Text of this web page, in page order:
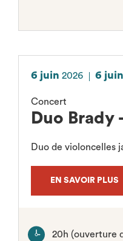
6 juin 2026 6 juin
Concert
Duo Brady
Duo de violoncelles
EN SAVOIR PLUS
20h (ouverture